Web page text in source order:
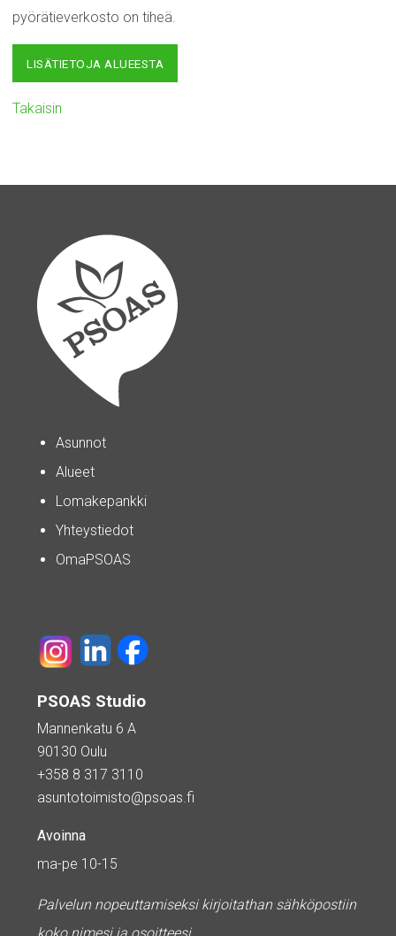
pyörätieverkosto on tiheä.
LISÄTIETOJA ALUEESTA
Takaisin
Asunnot
Alueet
Lomakepankki
Yhteystiedot
OmaPSOAS
PSOAS Studio
Mannenkatu 6 A
90130 Oulu
+358 8 317 3110
asuntotoimisto@psoas.fi
Avoinna
ma-pe 10-15
Palvelun nopeuttamiseksi kirjoitathan sähköpostiin